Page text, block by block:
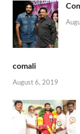
comali
August 6, 2019